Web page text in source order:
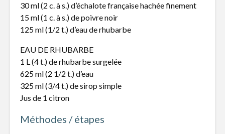
30 ml (2 c. à s.) d’échalote française hachée finement
15 ml (1 c. à s.) de poivre noir
125 ml (1/2 t.) d’eau de rhubarbe
EAU DE RHUBARBE
1 L (4 t.) de rhubarbe surgelée
625 ml (2 1/2 t.) d’eau
325 ml (3/4 t.) de sirop simple
Jus de 1 citron
Méthodes / étapes
Pain aux bananes
Mousse salée
végétarienne
« Diète solaire »
La «